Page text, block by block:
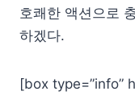
호쾌한 액션으로
하겠다.
[box type=”info”